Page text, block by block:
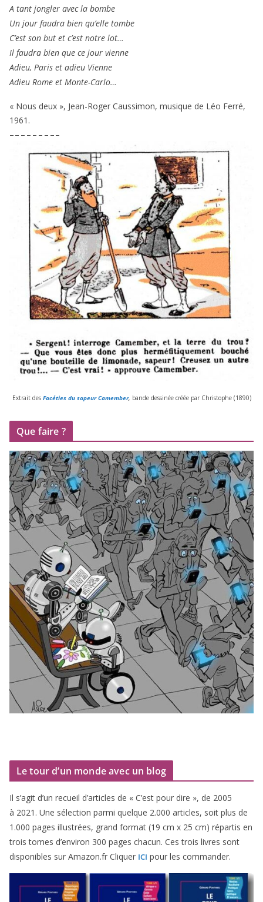
A tant jon­gler avec la bombe
Un jour fau­dra bien qu’elle tombe
C’est son but et c’est notre lot…
Il fau­dra bien que ce jour vienne
Adieu, Paris et adieu Vienne
Adieu Rome et Monte-Carlo…
« Nous deux », Jean-Roger Caussimon, musique de Léo Ferré,
1961 .
– – – – – – – – –
Extrait desFacéties du sapeur Camember, bande des­si­née créée par Christophe (1890)
Que faire ?
Le tour d’un monde avec un blog
Il s’agit d’un recueil d’ar­ticles de « C’est pour dire », de 2005
à 2021 . Une sélec­tion par­mi quelque 2.000 articles, soit plus de
1 .000 pages illus­trées, grand for­mat (19 cm x 25 cm) répar­tis en
trois tomes d’environ 300 pages cha­cun. Ces trois livres sont
dis­po­nibles sur Amazon​.fr Cliquer ICI pour les commander.